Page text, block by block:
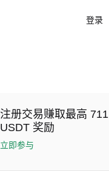
登录
注册交易赚取最高 711
USDT 奖励
立即参与